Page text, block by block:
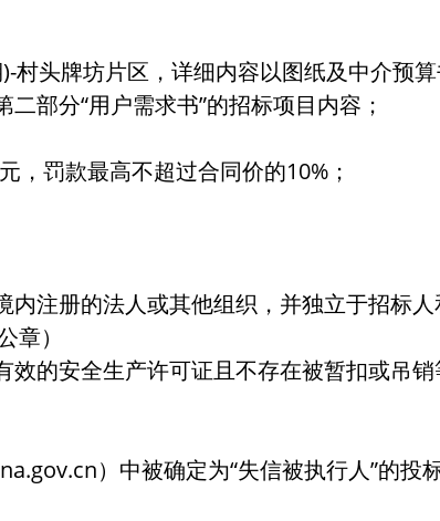
头牌坊片区，详细内容以图纸及中介预算
部分“用户需求书”的招标项目内容；
，罚款最高不超过合同价的10%；
注册的法人或其他组织，并独立于招标
）
的安全生产许可证且不存在被暂扣或吊
）中被确定为“失信被执行人”的投